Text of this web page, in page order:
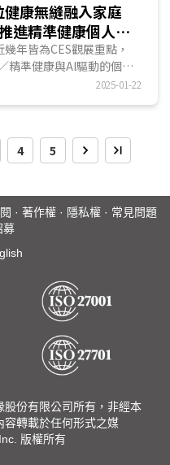
康無縫融入家庭
進精準健康個人化
年皆為CES觀展重點，
精準健康與AI驅動的個人
健康管理、心理.....2025-01-22
4 5
· 著作權· 隱私權· 常見問題
募
份有限公司所有，非經本
容轉載於任何形式之媒
版權所有